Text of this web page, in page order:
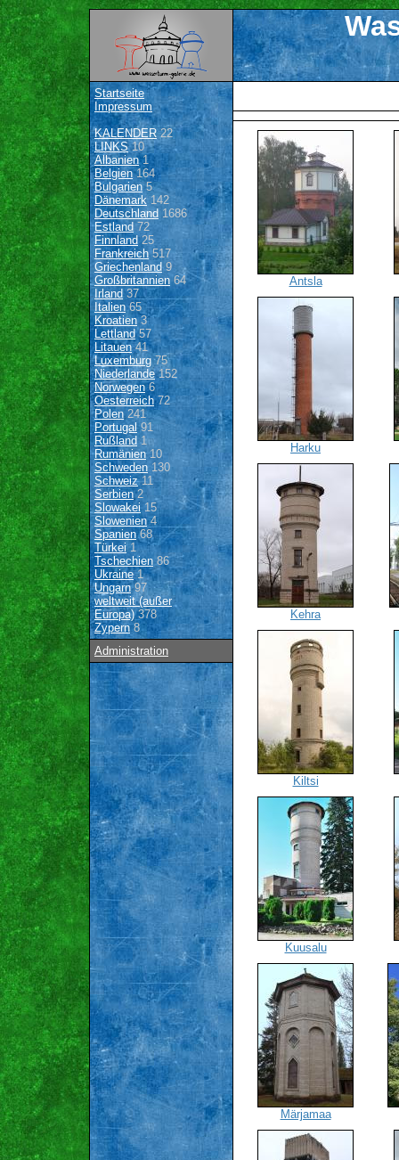
Startseite
Impressum
KALENDER22
LINKS10
Albanien1
Belgien164
Bulgarien 5
Dänemark142
Deutschland 1686
Estland 72
Finnland 25
Frankreich517
Griechenland9
Großbritannien64
Irland 37
Italien65
Kroatien3
Lettland57
Litauen41
Luxemburg 75
Niederlande152
Norwegen6
Oesterreich72
Polen 241
Portugal91
Rußland 1
Rumänien10
Schweden 130
Schweiz11
Serbien2
Slowakei15
Slowenien4
Spanien68
Türkei1
Tschechien 86
Ukraine1
Ungarn97
weltweit (außer
Europa)378
Zypern8
Administration
Antsla
Harku
Kehra
Kiltsi
Kuusalu
Märjamaa